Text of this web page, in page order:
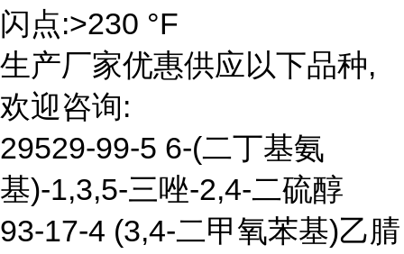
闪点:>230 °F
生产厂家优惠供应以下品种,
欢迎咨询:
29529-99-5 6-(二丁基氨
基)-1,3,5-三唑-2,4-二硫醇
93-17-4 (3,4-二甲氧苯基)乙腈